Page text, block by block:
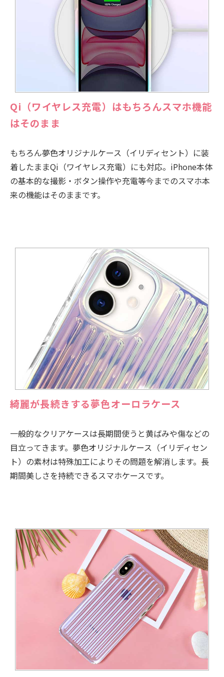
Qi（ワイヤレス充電）はもちろんスマホ機能
はそのまま
もちろん夢色オリジナルケース（イリディセント）に装
着したままQi（ワイヤレス充電）にも対応。iPhone本体
の基本的な撮影・ボタン操作や充電等今までのスマホ本
来の機能はそのままです。
綺麗が長続きする夢色オーロラケース
一般的なクリアケースは長期間使うと黄ばみや傷などの
目立ってきます。夢色オリジナルケース（イリディセン
ト）の素材は特殊加工によりその問題を解消します。長
期間美しさを持続できるスマホケースです。